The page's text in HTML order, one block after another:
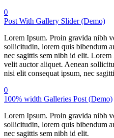
0
Post With Gallery Slider (Demo)
Lorem Ipsum. Proin gravida nibh
sollicitudin, lorem quis bibendum
nec sagittis sem nibh id elit.
velit auctor aliquet. Aenean
nisi elit consequat ipsum, nec
0
100% width Galleries Post (Demo)
Lorem Ipsum. Proin gravida nibh
sollicitudin, lorem quis bibendum
nec sagittis sem nibh id elit.